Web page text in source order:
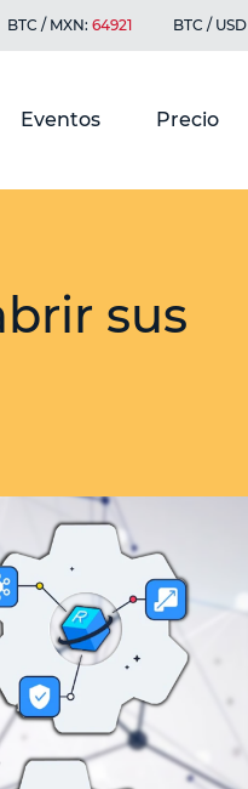
BTC / MXN: 64921 BTC / USD
Eventos Precio
sus